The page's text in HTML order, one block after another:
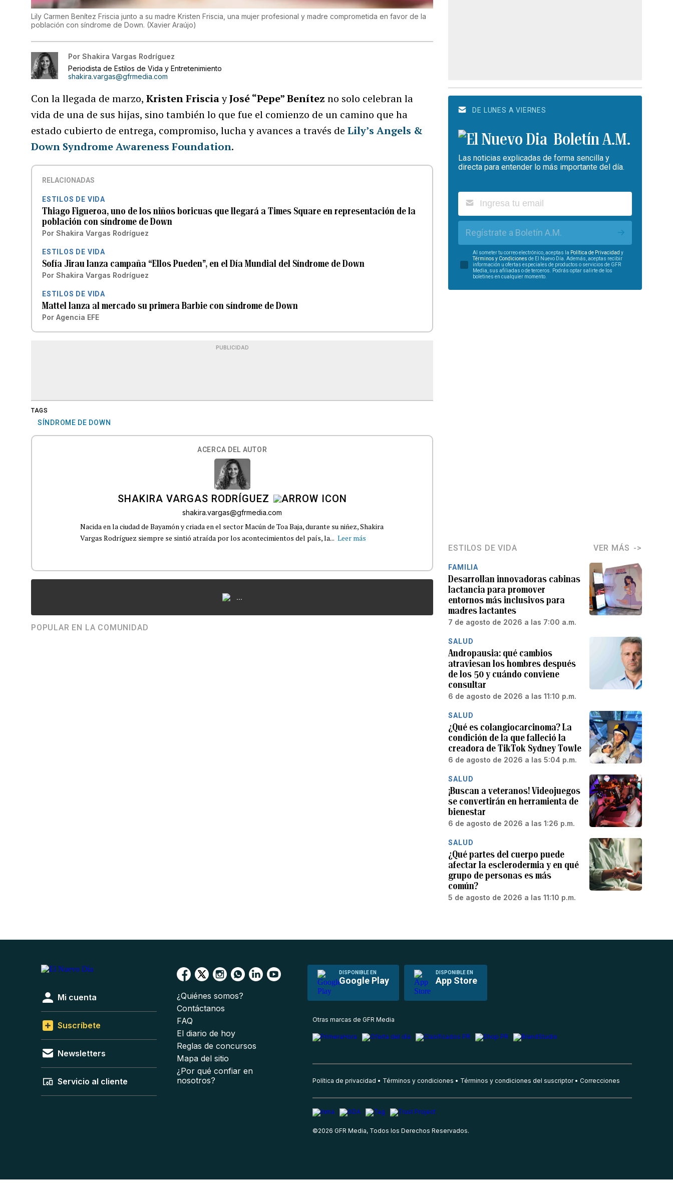
Lily Carmen Benítez Friscia junto a su madre Kristen Friscia, una mujer profesional y madre comprometida en favor de la
población con síndrome de Down. (Xavier Araújo)
Por Shakira Vargas Rodríguez
Periodista de Estilos de Vida y Entretenimiento
shakira.vargas@gfrmedia.com
Con la llegada de marzo,Kristen FrisciayJosé “Pepe” Benítez no solo celebran la
vida de una de sus hijas, sino también lo que fue el comienzo de un camino que ha
estado cubierto de entrega, compromiso, lucha y avances a través de Lily’s Angels &
Down Syndrome Awareness Foundation.
RELACIONADAS
ESTILOS DE VIDA
Thiago Figueroa, uno de los niños boricuas que llegará a Times Square en representación de la
población con síndrome de Down
Por Shakira Vargas Rodríguez
ESTILOS DE VIDA
Sofía Jirau lanza campaña “Ellos Pueden”, en el Día Mundial del Síndrome de Down
Por Shakira Vargas Rodríguez
ESTILOS DE VIDA
Mattel lanza al mercado su primera Barbie con síndrome de Down
Por Agencia EFE
PUBLICIDAD
TAGS
SÍNDROME DE DOWN
ACERCA DEL AUTOR
SHAKIRA VARGAS RODRÍGUEZ
shakira.vargas@gfrmedia.com
Nacida en la ciudad de Bayamón y criada en el sector Macún de Toa Baja, durante su niñez, Shakira
Vargas Rodríguez siempre se sintió atraída por los acontecimientos del país, la... Leer más
...
POPULAR EN LA COMUNIDAD
DE LUNES A VIERNES
Boletín A.M.
Las noticias explicadas de forma sencilla y
directa para entender lo más importante del día.
Regístrate a Boletín A.M.
Al someter tu correo electrónico, aceptas la Política de Privacidad y
Términos y Condiciones de El Nuevo Día. Además, aceptas recibir
información u ofertas especiales de productos o servicios de GFR
Media, sus afiliadas o de terceros. Podrás optar salirte de los
boletines en cualquier momento.
ESTILOS DE VIDA VER MÁS
FAMILIA
Desarrollan innovadoras cabinas
lactancia para promover
entornos más inclusivos para
madres lactantes
7 de agosto de 2026 a las 7:00 a.m.
SALUD
Andropausia: qué cambios
atraviesan los hombres después
de los 50 y cuándo conviene
consultar
6 de agosto de 2026 a las 11:10 p.m.
SALUD
¿Qué es colangiocarcinoma? La
condición de la que falleció la
creadora de TikTok Sydney Towle
6 de agosto de 2026 a las 5:04 p.m.
SALUD
¡Buscan a veteranos! Videojuegos
se convertirán en herramienta de
bienestar
6 de agosto de 2026 a las 1:26 p.m.
SALUD
¿Qué partes del cuerpo puede
afectar la esclerodermia y en qué
grupo de personas es más
común?
5 de agosto de 2026 a las 11:10 p.m.
DISPONIBLE EN
Google Play
DISPONIBLE EN
App Store
Mi cuenta
Suscríbete
Newsletters
Servicio al cliente
¿Quiénes somos?
Contáctanos
FAQ
El diario de hoy
Reglas de concursos
Mapa del sitio
¿Por qué confiar en
nosotros?
Otras marcas de GFR Media
Política de privacidad Términos y condiciones Términos y condiciones del suscriptor Correcciones
©2026 GFR Media, Todos los Derechos Reservados.